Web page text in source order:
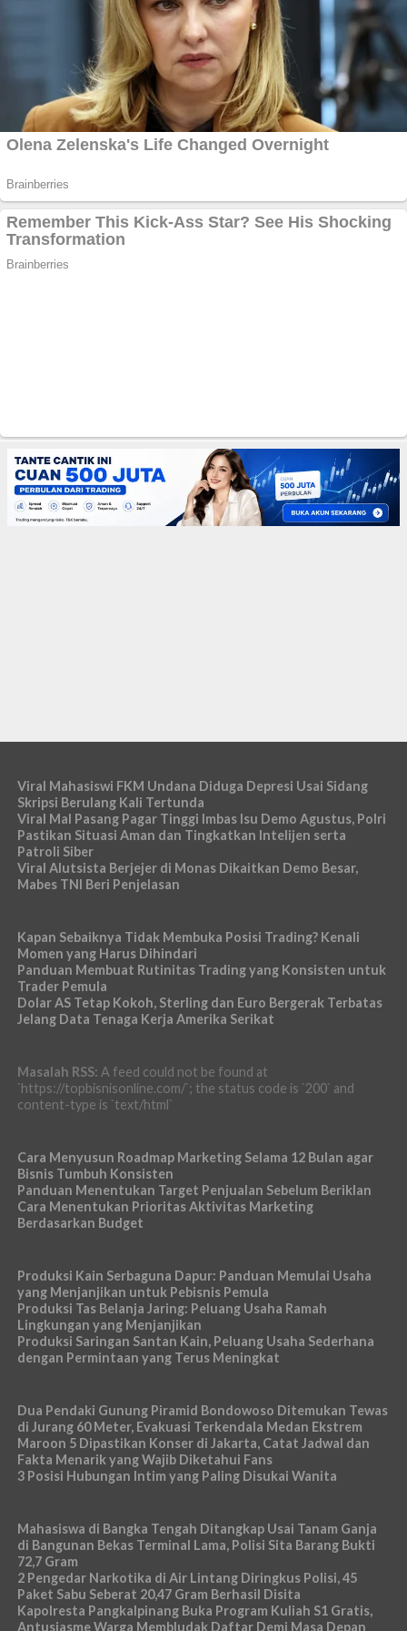
Viral Mahasiswi FKM Undana Diduga Depresi Usai Sidang
Skripsi Berulang Kali Tertunda
Viral Mal Pasang Pagar Tinggi Imbas Isu Demo Agustus, Polri
Pastikan Situasi Aman dan Tingkatkan Intelijen serta
Patroli Siber
Viral Alutsista Berjejer di Monas Dikaitkan Demo Besar,
Mabes TNI Beri Penjelasan
Kapan Sebaiknya Tidak Membuka Posisi Trading? Kenali
Momen yang Harus Dihindari
Panduan Membuat Rutinitas Trading yang Konsisten untuk
Trader Pemula
Dolar AS Tetap Kokoh, Sterling dan Euro Bergerak Terbatas
Jelang Data Tenaga Kerja Amerika Serikat
Masalah RSS: A feed could not be found at
`https://topbisnisonline.com/`; the status code is `200` and
content-type is `text/html`
Cara Menyusun Roadmap Marketing Selama 12 Bulan agar
Bisnis Tumbuh Konsisten
Panduan Menentukan Target Penjualan Sebelum Beriklan
Cara Menentukan Prioritas Aktivitas Marketing
Berdasarkan Budget
Produksi Kain Serbaguna Dapur: Panduan Memulai Usaha
yang Menjanjikan untuk Pebisnis Pemula
Produksi Tas Belanja Jaring: Peluang Usaha Ramah
Lingkungan yang Menjanjikan
Produksi Saringan Santan Kain, Peluang Usaha Sederhana
dengan Permintaan yang Terus Meningkat
Dua Pendaki Gunung Piramid Bondowoso Ditemukan Tewas
di Jurang 60 Meter, Evakuasi Terkendala Medan Ekstrem
Maroon 5 Dipastikan Konser di Jakarta, Catat Jadwal dan
Fakta Menarik yang Wajib Diketahui Fans
3 Posisi Hubungan Intim yang Paling Disukai Wanita
Mahasiswa di Bangka Tengah Ditangkap Usai Tanam Ganja
di Bangunan Bekas Terminal Lama, Polisi Sita Barang Bukti
72,7 Gram
2 Pengedar Narkotika di Air Lintang Diringkus Polisi, 45
Paket Sabu Seberat 20,47 Gram Berhasil Disita
Kapolresta Pangkalpinang Buka Program Kuliah S1 Gratis,
Antusiasme Warga Membludak Daftar Demi Masa Depan